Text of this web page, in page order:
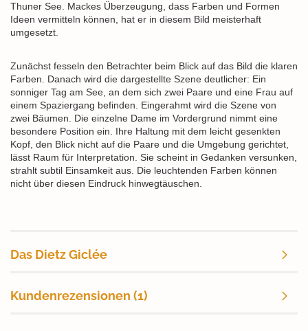
Thuner See. Mackes Überzeugung, dass Farben und Formen
Ideen vermitteln können, hat er in diesem Bild meisterhaft
umgesetzt.
Zunächst fesseln den Betrachter beim Blick auf das Bild die klaren
Farben. Danach wird die dargestellte Szene deutlicher: Ein
sonniger Tag am See, an dem sich zwei Paare und eine Frau auf
einem Spaziergang befinden. Eingerahmt wird die Szene von
zwei Bäumen. Die einzelne Dame im Vordergrund nimmt eine
besondere Position ein. Ihre Haltung mit dem leicht gesenkten
Kopf, den Blick nicht auf die Paare und die Umgebung gerichtet,
lässt Raum für Interpretation. Sie scheint in Gedanken versunken,
strahlt subtil Einsamkeit aus. Die leuchtenden Farben können
nicht über diesen Eindruck hinwegtäuschen.
Das Dietz Giclée
Kundenrezensionen (1)